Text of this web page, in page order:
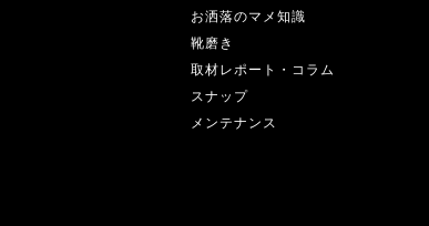
お洒落のマメ知識
靴磨き
取材レポート・コラム
スナップ
メンテナンス